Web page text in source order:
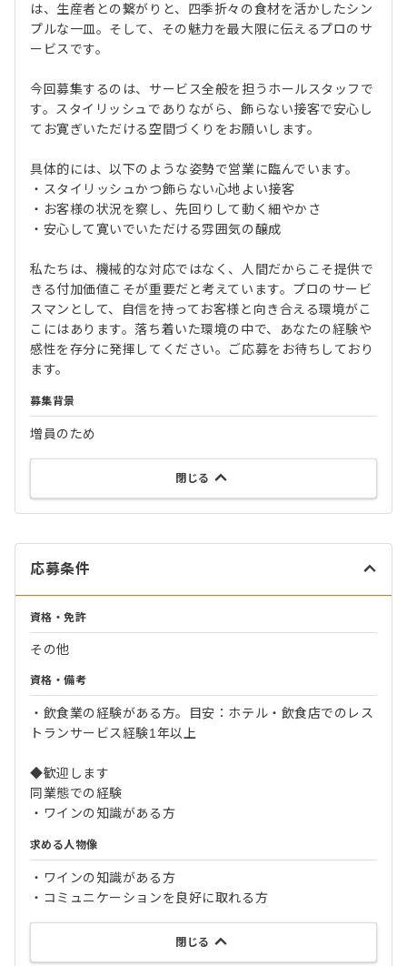
は、生産者との繋がりと、四季折々の食材を活かしたシン
プルな一皿。そして、その魅力を最大限に伝えるプロのサ
ービスです。
今回募集するのは、サービス全般を担うホールスタッフで
す。スタイリッシュでありながら、飾らない接客で安心し
てお寛ぎいただける空間づくりをお願いします。
具体的には、以下のような姿勢で営業に臨んでいます。
・スタイリッシュかつ飾らない心地よい接客
・お客様の状況を察し、先回りして動く細やかさ
・安心して寛いでいただける雰囲気の醸成
私たちは、機械的な対応ではなく、人間だからこそ提供で
きる付加価値こそが重要だと考えています。プロのサービ
スマンとして、自信を持ってお客様と向き合える環境がこ
こにはあります。落ち着いた環境の中で、あなたの経験や
感性を存分に発揮してください。ご応募をお待ちしており
ます。
募集背景
増員のため
閉じる
応募条件
資格・免許
その他
資格・備考
・飲食業の経験がある方。目安：ホテル・飲食店でのレス
トランサービス経験1年以上
◆歓迎します
同業態での経験
・ワインの知識がある方
求める人物像
・ワインの知識がある方
・コミュニケーションを良好に取れる方
閉じる